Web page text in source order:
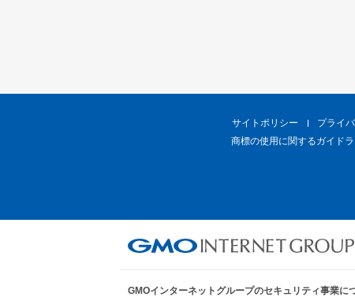
サイトポリシー プライ
商標の使用に関するガイド
GMOインターネットグループのセキュリティ事業に